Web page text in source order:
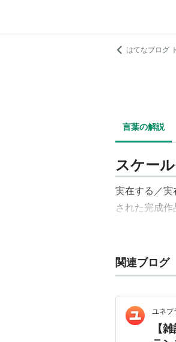
はてなブログ
言葉の解説
スケー
実在する／
された完成
関連ブログ
ユネプ
【